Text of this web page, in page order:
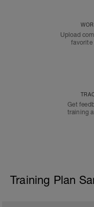
Upload
favorite
Get
training
Training Plan